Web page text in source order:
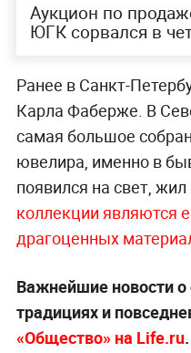
Аукцион по
ЮГК сорвался в
Ранее в Санкт-
Карла Фаберже. В
самая большое
ювелира, именно в
появился на свет, жил
коллекции являются
драгоценных
Важнейшие новости о
традициях и
«Общество» на Life.ru.